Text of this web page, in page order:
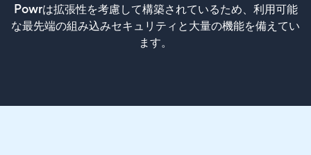
Powrは拡張性を考慮して構築されているため、利用可能
な最先端の組み込みセキュリティと大量の機能を備えてい
ます。